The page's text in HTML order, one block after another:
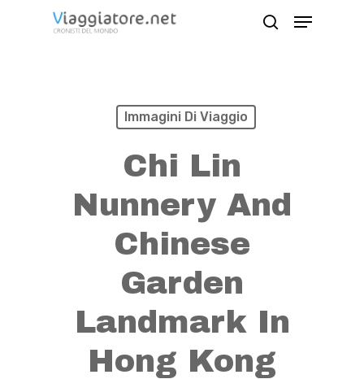
Menu
Immagini Di Viaggio
Chi Lin
Nunnery And
Chinese
Garden
Landmark In
Hong Kong